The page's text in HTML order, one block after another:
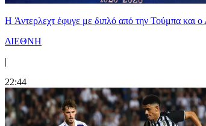
H Άντερλεχτ έφυγε με διπλό από την Τούμπα
ΔΙΕΘΝΗ
|
22:44